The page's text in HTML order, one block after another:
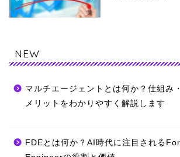
NEW
マルチエージェントとは何か？仕組み
メリットをわかりやすく解説します
FDEとは何か？AI時代に注目される